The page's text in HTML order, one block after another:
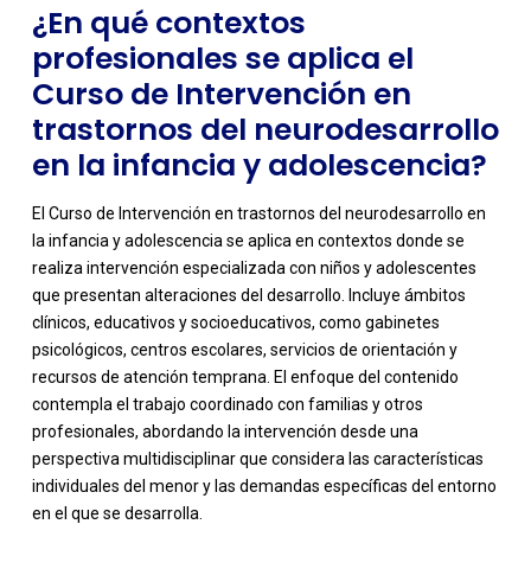
¿En qué contextos
profesionales se aplica el
Curso de Intervención en
trastornos del neurodesarrollo
en la infancia y adolescencia?
El Curso de Intervención en trastornos del neurodesarrollo en
la infancia y adolescencia se aplica en contextos donde se
realiza intervención especializada con niños y adolescentes
que presentan alteraciones del desarrollo. Incluye ámbitos
clínicos, educativos y socioeducativos, como gabinetes
psicológicos, centros escolares, servicios de orientación y
recursos de atención temprana. El enfoque del contenido
contempla el trabajo coordinado con familias y otros
profesionales, abordando la intervención desde una
perspectiva multidisciplinar que considera las características
individuales del menor y las demandas específicas del entorno
en el que se desarrolla.
-